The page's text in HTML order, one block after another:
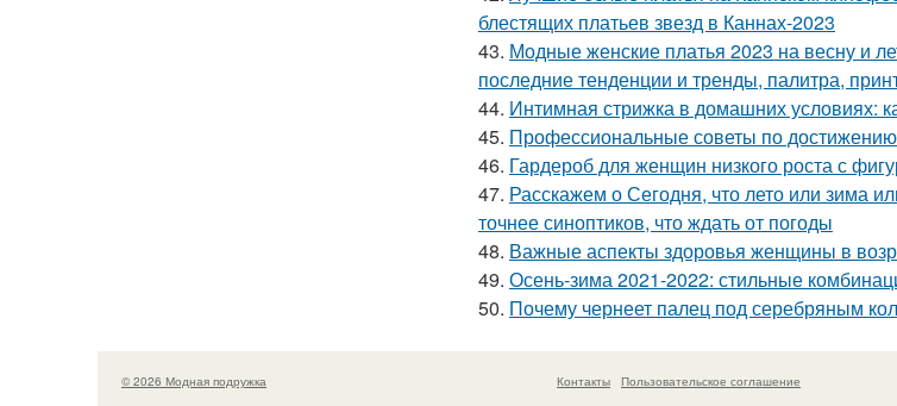
блестящих платьев звезд в Каннах-2023
43. Модные женские платья 2023 на весну и
последние тенденции и тренды, палитра,
44. Интимная стрижка в домашних условиях:
45. Профессиональные советы по
46. Гардероб для женщин низкого роста с
47. Расскажем о Сегодня, что лето или зима
точнее синоптиков, что ждать от погоды
48. Важные аспекты здоровья женщины в
49. Осень-зима 2021-2022: стильные
50. Почему чернеет палец под серебряным
© 2026 Модная подружка Контакты
Пользовательское соглашение